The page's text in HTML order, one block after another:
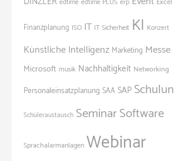
edtime edtime PLUS erp
Finanzplanung ISO IT IT Sicherheit KI Konzert
Künstliche Intelligenz Marketing Messe
Microsoft musik Nachhaltigkeit Networking
Personaleinsatzplanung SAASAP
Schüleraustausch SeminarSoftware
Sprachalarmanlagen Webinar